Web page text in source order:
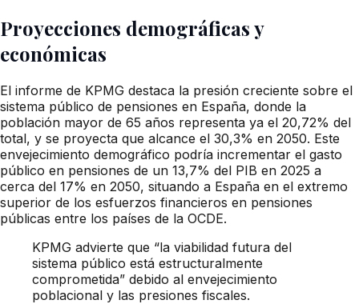
Proyecciones demográficas y
económicas
El informe de KPMG destaca la presión creciente sobre el
sistema público de pensiones en España, donde la
población mayor de 65 años representa ya el 20,72% del
total, y se proyecta que alcance el 30,3% en 2050. Este
envejecimiento demográfico podría incrementar el gasto
público en pensiones de un 13,7% del PIB en 2025 a
cerca del 17% en 2050, situando a España en el extremo
superior de los esfuerzos financieros en pensiones
públicas entre los países de la OCDE.
KPMG advierte que “la viabilidad futura del
sistema público está estructuralmente
comprometida” debido al envejecimiento
poblacional y las presiones fiscales.